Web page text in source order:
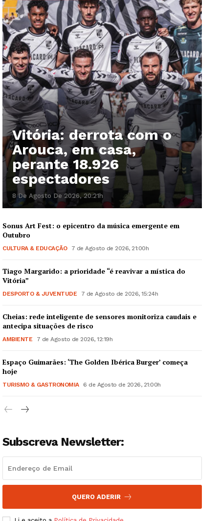
Guimarães, agora!
Institucional
Artigos
Edição Digital
Grande Entrevista
Vitória: derrota com o
Arouca, em casa,
perante 18.926
espectadores
8 De Agosto De 2026, 20:21h
Sonus Art Fest: o epicentro da música emergente em
Outubro
CULTURA & EDUCAÇÃO 7 de Agosto de 2026, 21:00h
Tiago Margarido: a prioridade “é reavivar a mística do
Vitória”
DESPORTO & JUVENTUDE 7 de Agosto de 2026, 15:24h
Cheias: rede inteligente de sensores monitoriza caudais e
antecipa situações de risco
AMBIENTE 7 de Agosto de 2026, 12:19h
Espaço Guimarães: ‘The Golden Ibérica Burger’ começa
hoje
TURISMO & GASTRONOMIA 6 de Agosto de 2026, 21:00h
Subscreva Newsletter:
QUERO ADERIR